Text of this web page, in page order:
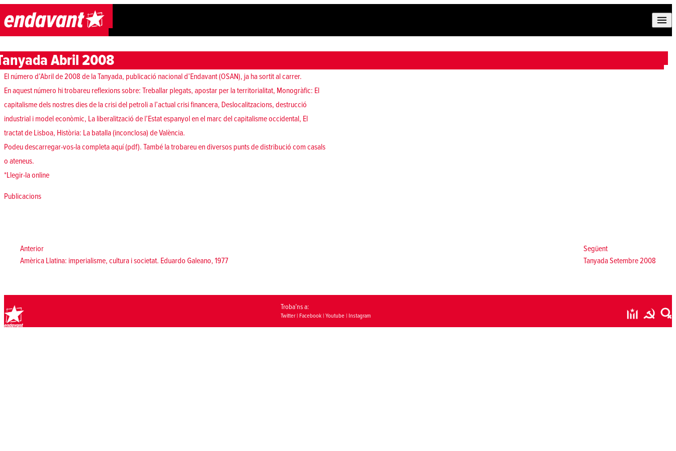
Skip to content
Abril 2008
El número d’Abril de 2008 de la Tanyada, publicació nacional d’Endavant (OSAN), ja ha sortit al carrer.
En aquest número hi trobareu reflexions sobre: Treballar plegats, apostar per la territorialitat, Monogràfic: El
capitalisme dels nostres dies de la crisi del petroli a l’actual crisi financera, Deslocalitzacions, destrucció
industrial i model econòmic, La liberalització de l’Estat espanyol en el marc del capitalisme occidental, El
tractat de Lisboa, Història: La batalla (inconclosa) de València.
Podeu descarregar-vos-la completaaquí (pdf). També la trobareu en diversos punts de distribució com casals
o ateneus.
*Llegir-laonline
Posted in
Publicacions
d'entradesAnteriorAnterior:
Amèrica Llatina: imperialisme, cultura i societat. Eduardo Galeano, 1977
SegüentSegüent:
Tanyada Setembre 2008
Troba’ns a:
Twitter| Facebook| Youtube| Instagram